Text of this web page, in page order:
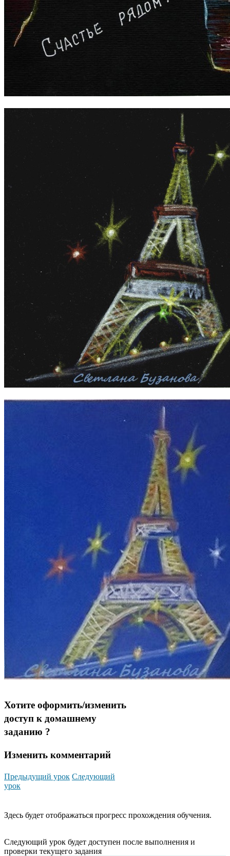
Хотите оформить/изменить
доступ к домашнему
заданию ?
Изменить комментарий
Предыдущий урок Следующий
урок
Здесь будет отображаться прогресс прохождения обучения.
Следующий урок будет доступен после выполнения и
проверки текущего задания